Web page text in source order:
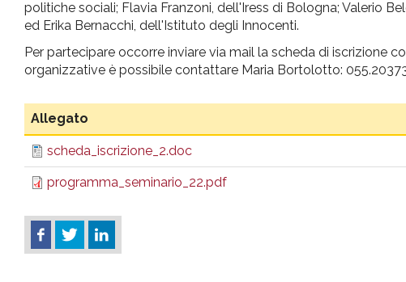
politiche sociali; Flavia Franzoni, dell'Iress di Bologna; Valerio
ed Erika Bernacchi, dell'Istituto degli Innocenti.
Per partecipare occorre inviare via mail la scheda di iscrizione
organizzative è possibile contattare Maria Bortolotto:
Allegato
scheda_iscrizione_2.doc
programma_seminario_22.pdf